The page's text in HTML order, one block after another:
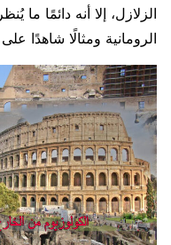
الزلازل، إلا أنه دائمًا ما
الرومانية ومثالًا شاهدًا